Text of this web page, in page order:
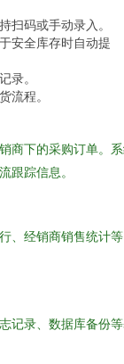
扫码或手动录入。
安全库存时自动提
录。
流程。
商下的采购订单。
跟踪信息。
、经销商销售统计
记录、数据库备份